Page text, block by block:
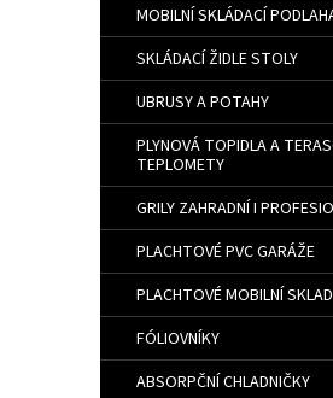
MOBILNÍ SKLÁDACÍ
SKLÁDACÍ ŽIDLE STOLY
UBRUSY A POTAHY
PLYNOVÁ TOPIDLA A
TEPLOMETY
GRILY ZAHRADNÍ I
PLACHTOVÉ PVC GARÁŽE
PLACHTOVÉ MOBILNÍ
FÓLIOVNÍKY
ABSORPČNÍ CHLADNIČKY